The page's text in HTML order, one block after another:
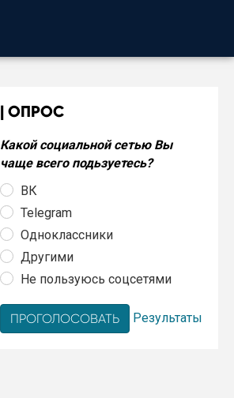
ОПРОС
Какой социальной сетью Вы
чаще всего подьзуетесь?
ВК
Telegram
Одноклассники
Другими
Не пользуюсь соцсетями
Результаты